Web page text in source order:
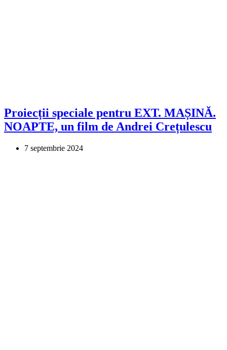
Proiecții speciale pentru EXT. MAȘINĂ.
NOAPTE, un film de Andrei Crețulescu
7 septembrie 2024